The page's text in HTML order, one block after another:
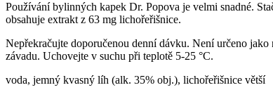
Používání bylinných kapek Dr. Popova je velmi snadné.
obsahuje extrakt z 63 mg lichořeřišnice.
Nepřekračujte doporučenou denní dávku. Není určeno
závadu. Uchovejte v suchu při teplotě 5-25 °C.
voda, jemný kvasný líh (alk. 35% obj.), lichořeřišnice větší